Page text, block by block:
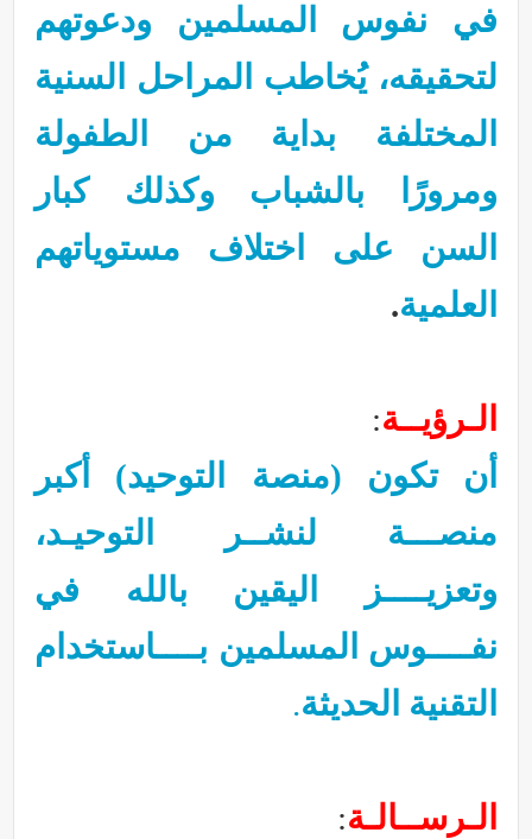
في نفوس المسلمين ودعوتهم
لتحقيقه، يُخاطب المراحل السنية
المختلفة بداية من الطفولة
ومرورًا بالشباب وكذلك كبار
السن على اختلاف مستوياتهم
العلمية.
الـرؤيــة:
أن تكون (منصة التوحيد) أكبر
منصـــة لنشــر التوحيـد،
وتعزيــــز اليقين بالله في
نفــــوس المسلمين بــــاستخدام
التقنية الحديثة.
الـرســالـة: